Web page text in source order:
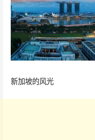
新加坡的风光